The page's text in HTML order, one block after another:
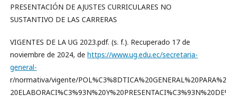
PRESENTACIÓN DE AJUSTES CURRICULARES NO
SUSTANTIVO DE LAS CARRERAS
VIGENTES DE LA UG 2023.pdf. (s. f.). Recuperado 17 de
noviembre de 2024, de https://www.ug.edu.ec/secretaria-
general-
r/normativa/vigente/